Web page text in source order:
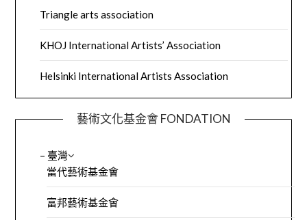
Triangle arts association
KHOJ International Artists’ Association
Helsinki International Artists Association
藝術文化基金會 FONDATION
– 臺灣
當代藝術基金會
富邦藝術基金會